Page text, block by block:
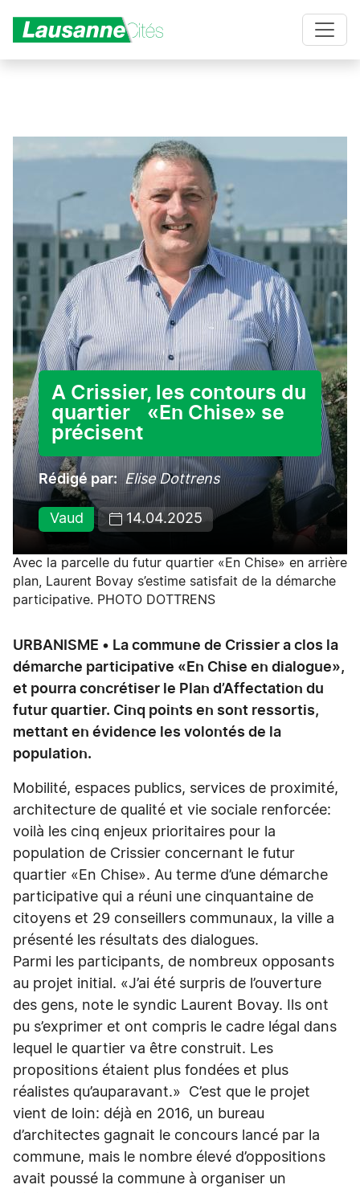
A Crissier, les contours du
quartier «En Chise» se
précisent
Rédigé par Elise Dottrens
Vaud 14.04.2025
Avec la parcelle du futur quartier «En Chise» en arrière
plan, Laurent Bovay s’estime satisfait de la démarche
participative. PHOTO DOTTRENS
URBANISME • La commune de Crissier a clos la
démarche participative «En Chise en dialogue»,
et pourra concrétiser le Plan d’Affectation du
futur quartier. Cinq points en sont ressortis,
mettant en évidence les volontés de la
population.
Mobilité, espaces publics, services de proximité,
architecture de qualité et vie sociale renforcée:
voilà les cinq enjeux prioritaires pour la
population de Crissier concernant le futur
quartier «En Chise». Au terme d’une démarche
participative qui a réuni une cinquantaine de
citoyens et 29 conseillers communaux, la ville a
présenté les résultats des dialogues.
Parmi les participants, de nombreux opposants
au projet initial. «J’ai été surpris de l’ouverture
des gens, note le syndic Laurent Bovay. Ils ont
pu s’exprimer et ont compris le cadre légal dans
lequel le quartier va être construit. Les
propositions étaient plus fondées et plus
réalistes qu’auparavant.» C’est que le projet
vient de loin: déjà en 2016, un bureau
d’architectes gagnait le concours lancé par la
commune, mais le nombre élevé d’oppositions
avait poussé la commune à organiser un